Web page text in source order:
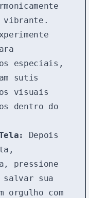
vibrante.
especiais,
sutis
visuais
dentro do
Depois
pressione
salvar sua
orgulho com